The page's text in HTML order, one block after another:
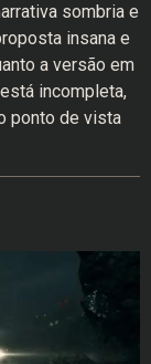
sombria e
insana e
a versão em
incompleta,
ponto de vista